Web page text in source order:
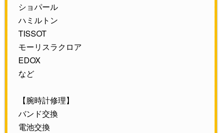
ショパール
ハミルトン
TISSOT
モーリスラクロア
EDOX
など
【腕時計修理】
バンド交換
電池交換